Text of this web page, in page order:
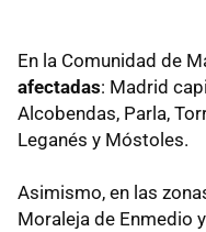
En la Comunidad de
afectadas: Madrid
Alcobendas, Parla,
Leganés y Móstoles.
Asimismo, en las
Moraleja de Enmedio